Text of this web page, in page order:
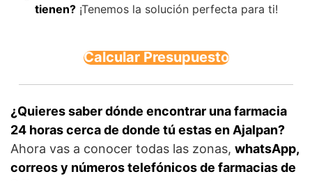
tienen?¡Tenemos la solución perfecta para ti!
Calcular Presupuesto
¿Quieres saber dónde encontrar una farmacia
24 horas cerca de donde tú estas en Ajalpan?
Ahora vas a conocer todas las zonas, whatsApp,
correos y números telefónicos de farmacias de